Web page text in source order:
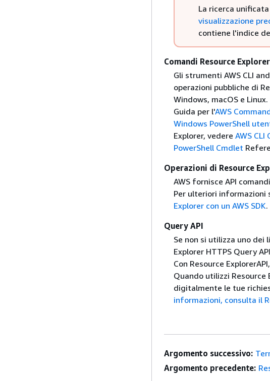
La ricerca
visualizzazione
contiene l'indice
Comandi Resource
Gli strumenti AWS CLI
operazioni pubbliche di
Windows, macOS e
Guida per l'AWS
Windows PowerShell
Explorer, vedere AWS
PowerShell Cmdlet
Operazioni di Resource
AWS fornisce API
Per ulteriori informazioni
Explorer con un AWS SDK.
Query API
Se non si utilizza uno dei
Explorer HTTPS Query
Con Resource
Quando utilizzi Resource
digitalmente le tue
informazioni, consulta il
Argomento successivo:
Argomento precedente: